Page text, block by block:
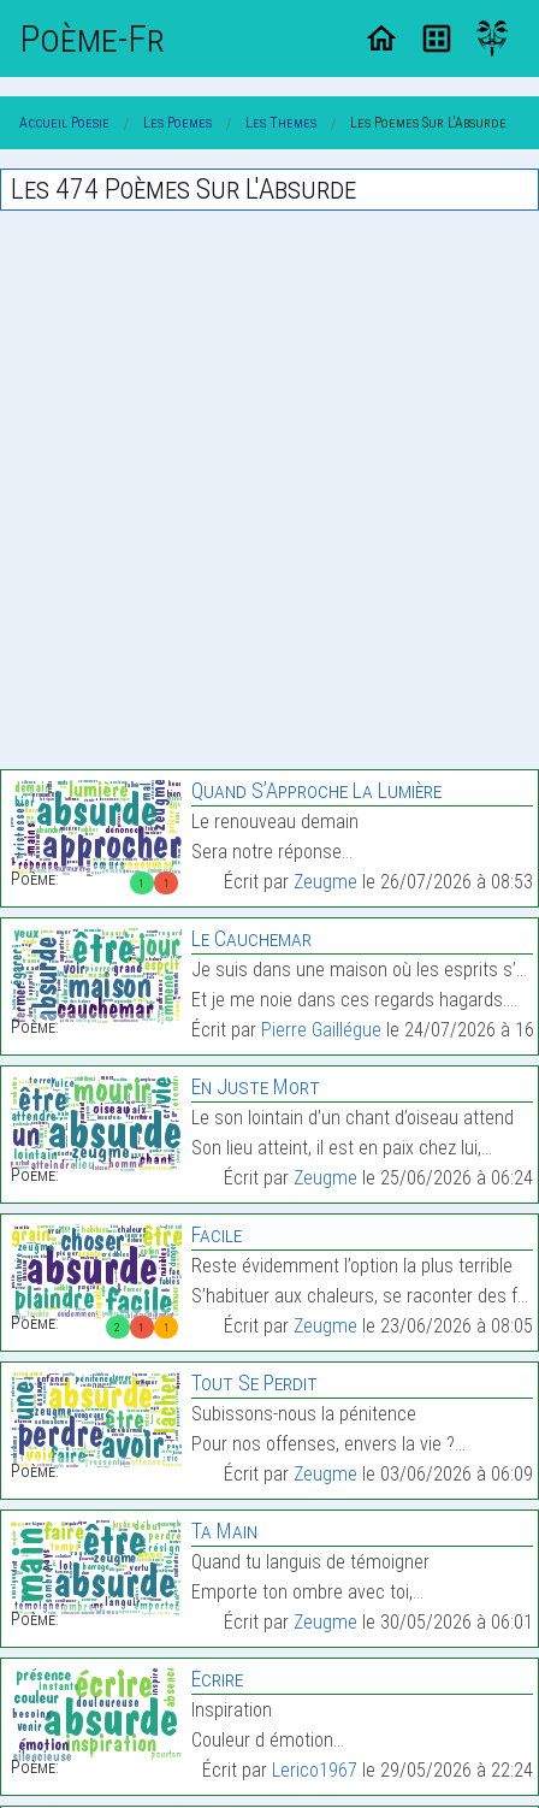
Poème-Fr
Accueil Poesie Les Poemes Les Themes Les Poemes Sur L'Absurde
Les 474 Poèmes Sur L'Absurde
1 1
Poème:
Quand S’Approche La Lumière
Le renouveau demain
Sera notre réponse…
Écrit par Zeugme le 26/07/2026 à 08:53
Poème:
Le Cauchemar
Je suis dans une maison où les esprits s’égarent,
Et je me noie dans ces regards hagards.…
Écrit par Pierre Gaillégue le 24/07/2026 à
Poème:
En Juste Mort
Le son lointain d’un chant d’oiseau attend
Son lieu atteint, il est en paix chez lui,…
Écrit par Zeugme le 25/06/2026 à 06:24
2 1 1
Poème:
Facile
Reste évidemment l’option la plus terrible
S’habituer aux chaleurs, se raconter des fables,…
Écrit par Zeugme le 23/06/2026 à 08:05
Poème:
Tout Se Perdit
Subissons-nous la pénitence
Pour nos offenses, envers la vie ?…
Écrit par Zeugme le 03/06/2026 à 06:09
Poème:
Ta Main
Quand tu languis de témoigner
Emporte ton ombre avec toi,…
Écrit par Zeugme le 30/05/2026 à 06:01
Poème:
Écrire
Inspiration
Couleur d émotion…
Écrit par Lerico1967 le 29/05/2026 à 22:24